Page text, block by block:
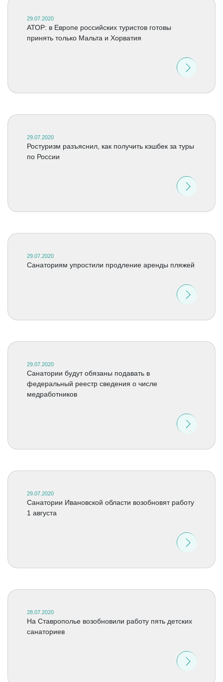
29.07.2020
АТОР: в Европе российских туристов готовы
принять только Мальта и Хорватия
29.07.2020
Ростуризм разъяснил, как получить кэшбек за туры
по России
29.07.2020
Санаториям упростили продление аренды пляжей
29.07.2020
Санатории будут обязаны подавать в
федеральный реестр сведения о числе
медработников
29.07.2020
Санатории Ивановской области возобновят работу
1 августа
28.07.2020
На Ставрополье возобновили работу пять детских
санаториев